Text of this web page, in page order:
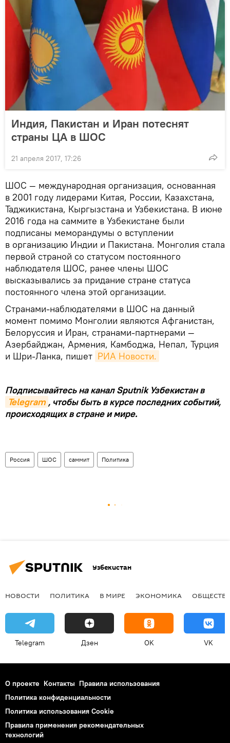
Индия, Пакистан и Иран потеснят
страны ЦА в ШОС
21 апреля 2017, 17:26
ШОС — международная организация, основанная
в 2001 году лидерами Китая, России, Казахстана,
Таджикистана, Кыргызстана и Узбекистана. В июне
2016 года на саммите в Узбекистане были
подписаны меморандумы о вступлении
в организацию Индии и Пакистана. Монголия стала
первой страной со статусом постоянного
наблюдателя ШОС, ранее члены ШОС
высказывались за придание стране статуса
постоянного члена этой организации.
Странами-наблюдателями в ШОС на данный
момент помимо Монголии являются Афганистан,
Белоруссия и Иран, странами-партнерами —
Азербайджан, Армения, Камбоджа, Непал, Турция
и Шри-Ланка, пишет РИА Новости.
Подписывайтесь на канал Sputnik Узбекистан в
Telegram , чтобы быть в курсе последних событий,
происходящих в стране и мире.
Россия ШОС саммит Политика
Узбекистан
НОВОСТИ ПОЛИТИКА В МИРЕ ЭКОНОМИКА
Telegram Дзен OK VK
О проекте Контакты Правила использования
Политика конфиденциальности
Политика использования Cookie
Правила применения рекомендательных
технологий